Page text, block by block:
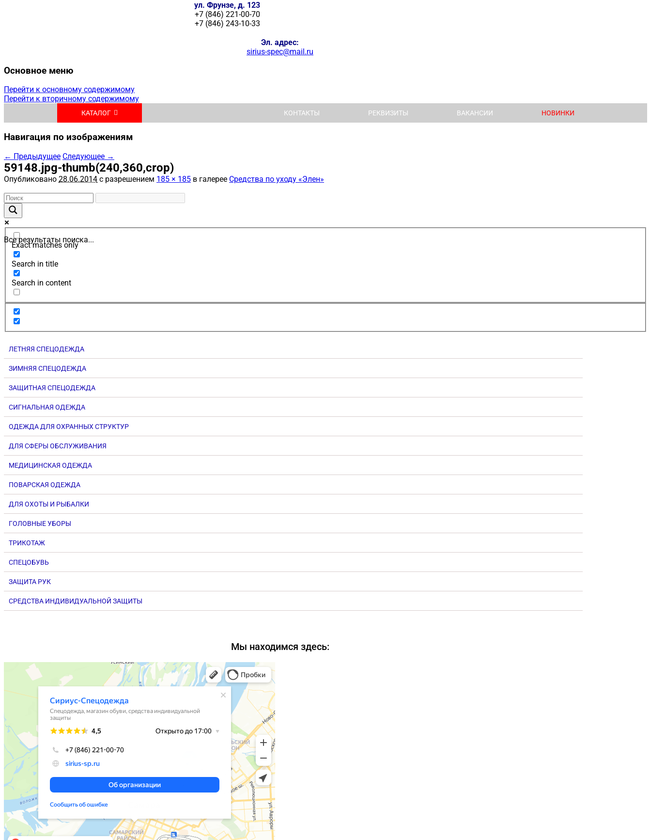
ул. Фрунзе, д. 123
+7 (846) 221-00-70
+7 (846) 243-10-33
Эл. адрес:
sirius-spec@mail.ru
Основное меню
Перейти к основному содержимому
Перейти к вторичному содержимому
КАТАЛОГ КОНТАКТЫ РЕКВИЗИТЫ ВАКАНСИИ НОВИНКИ
Навигация по изображениям
← Предыдущее Следующее →
59148.jpg-thumb(240,360,crop)
Опубликовано 28.06.2014 с разрешением 185 × 185 в галерее Средства по уходу «Элен»
Все результаты поиска...
Exact matches only
Search in title
Search in content
ЛЕТНЯЯ СПЕЦОДЕЖДА
ЗИМНЯЯ СПЕЦОДЕЖДА
ЗАЩИТНАЯ СПЕЦОДЕЖДА
СИГНАЛЬНАЯ ОДЕЖДА
ОДЕЖДА ДЛЯ ОХРАННЫХ СТРУКТУР
ДЛЯ СФЕРЫ ОБСЛУЖИВАНИЯ
МЕДИЦИНСКАЯ ОДЕЖДА
ПОВАРСКАЯ ОДЕЖДА
ДЛЯ ОХОТЫ И РЫБАЛКИ
ГОЛОВНЫЕ УБОРЫ
ТРИКОТАЖ
СПЕЦОБУВЬ
ЗАЩИТА РУК
СРЕДСТВА ИНДИВИДУАЛЬНОЙ ЗАЩИТЫ
Мы находимся здесь: